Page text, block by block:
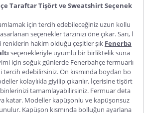
Taraftar Tişört ve Sweatshirt Seçenek
için tercih edebileceğiniz uzun kollu
seçenekler tarzınızı öne çıkar. Sarı, l
hakim olduğu çeşitler şık Fenerba
seçenekleriyle uyumlu bir birliktelik suna
için soğuk günlerde Fenerbahçe fermuarlı
tercih edebilirsiniz. Ön kısmında boydan bo
kolaylıkla giyilip çıkarılır. İçerisine tişört
tamamlayabilirsiniz. Fermuar deta
katar. Modeller kapüşonlu ve kapüşonsuz
Kapüşon kısmında bolluğun ayarlana